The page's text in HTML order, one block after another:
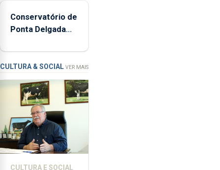
inspeções
relacionadas
a
apanha
ilegal
lapas
2022
e
2026.
Conservatório de
Ponta Delgada
novos
instrumentos
CULTURA & SOCIAL VER MAIS
CULTURA E SOCIAL